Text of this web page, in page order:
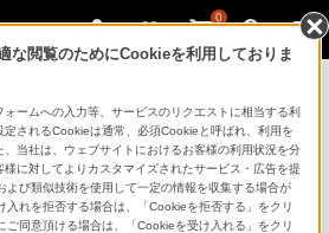
0
ご利用ガイド
ニーストアのご利用方法・サービ
内しております。
な閲覧のためにCookieを利用しておりま
ームへの入力等、サービスのリクエストに相当する利
されるCookieは通常、必須Cookieと呼ばれ、利用を
当社は、ウェブサイトにおけるお客様の利用状況を分
に対してよりカスタマイズされたサービス・広告を提
よび類似技術を使用して一定の情報を収集する場合が
入れを拒否する場合は、「Cookieを拒否する」をクリ
ご同意頂ける場合は、「Cookieを受け入れる」をクリ